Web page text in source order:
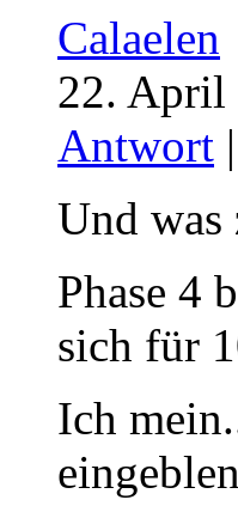
Calaelen
22. April
Antwort |
Und was
Phase 4
sich für
Ich